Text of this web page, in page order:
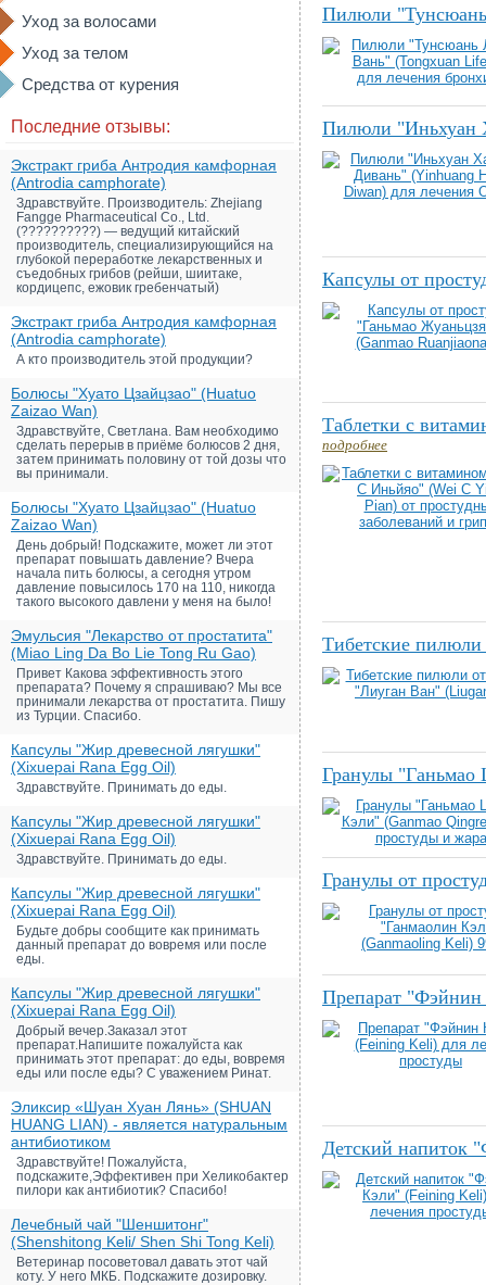
Уход за волосами
Уход за телом
Средства от курения
Последние отзывы:
Экстракт гриба Антродия камфорная
(Antrodia camphorate)
Здравствуйте. Производитель: Zhejiang
Fangge Pharmaceutical Co., Ltd.
(??????????) — ведущий китайский
производитель, специализирующийся на
глубокой переработке лекарственных и
съедобных грибов (рейши, шиитаке,
кордицепс, ежовик гребенчатый)
Экстракт гриба Антродия камфорная
(Antrodia camphorate)
А кто производитель этой продукции?
Болюсы "Хуато Цзайцзао" (Huatuo
Zaizao Wan)
Здравствуйте, Светлана. Вам необходимо
сделать перерыв в приёме болюсов 2 дня,
затем принимать половину от той дозы что
вы принимали.
Болюсы "Хуато Цзайцзао" (Huatuo
Zaizao Wan)
День добрый! Подскажите, может ли этот
препарат повышать давление? Вчера
начала пить болюсы, а сегодня утром
давление повысилось 170 на 110, никогда
такого высокого давлени у меня на было!
Эмульсия "Лекарство от простатита"
(Miao Ling Da Bo Lie Tong Ru Gao)
Привет Какова эффективность этого
препарата? Почему я спрашиваю? Мы все
принимали лекарства от простатита. Пишу
из Турции. Спасибо.
Капсулы "Жир древесной лягушки"
(Xixuepai Rana Egg Oil)
Здравствуйте. Принимать до еды.
Капсулы "Жир древесной лягушки"
(Xixuepai Rana Egg Oil)
Здравствуйте. Принимать до еды.
Капсулы "Жир древесной лягушки"
(Xixuepai Rana Egg Oil)
Будьте добры сообщите как принимать
данный препарат до вовремя или после
еды.
Капсулы "Жир древесной лягушки"
(Xixuepai Rana Egg Oil)
Добрый вечер.Заказал этот
препарат.Напишите пожалуйста как
принимать этот препарат: до еды, вовремя
еды или после еды? С уважением Ринат.
Эликсир «Шуан Хуан Лянь» (SHUAN
HUANG LIAN) - является натуральным
антибиотиком
Здравствуйте! Пожалуйста,
подскажите,Эффективен при Хеликобактер
пилори как антибиотик? Спасибо!
Лечебный чай "Шеншитонг"
(Shenshitong Keli/ Shen Shi Tong Keli)
Ветеринар посоветовал давать этот чай
коту. У него МКБ. Подскажите дозировку.
Пилюли
Пилюли "Иньхуан
Капсулы от
Таблетки с
подробнее
Тибетские
Гранулы "Ганьмао
Гранулы от
Препарат "Фэйнин
Детский напиток